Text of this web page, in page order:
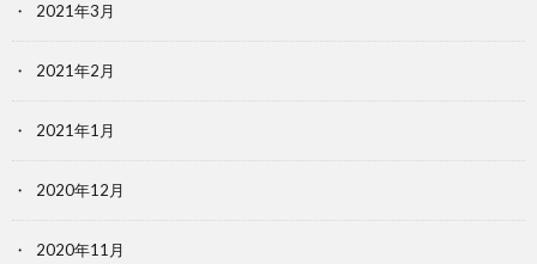
2021年3月
2021年2月
2021年1月
2020年12月
2020年11月